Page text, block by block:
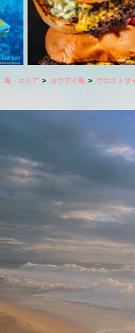
島・エリア カウアイ島 ウエストサ